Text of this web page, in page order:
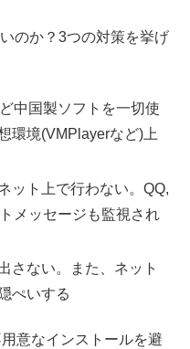
のか？3つの対策を挙げ
中国製ソフトを一切使
環境(VMPlayerなど)上
ット上で行わない。QQ,
メッセージも監視され
さない。また、ネット
ぺいする
意なインストールを避